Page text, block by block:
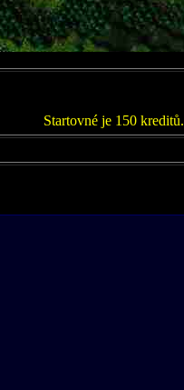
Startovné je 150 kreditů.